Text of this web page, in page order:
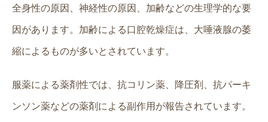
全身性の原因、神経性の原因、加齢などの生理学的な要
因があります。加齢による口腔乾燥症は、大唾液腺の萎
縮によるものが多いとされています。
服薬による薬剤性では、抗コリン薬、降圧剤、抗パーキ
ンソン薬などの薬剤による副作用が報告されています。